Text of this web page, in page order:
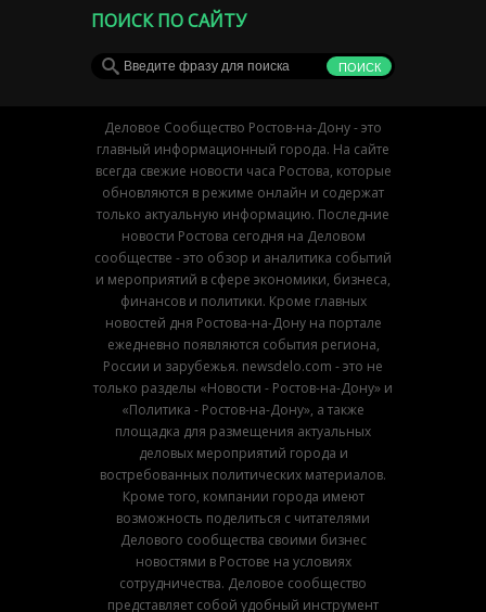
ПОИСК ПО САЙТУ
Деловое Сообщество Ростов-на-Дону - это
главный информационный города. На сайте
всегда свежие новости часа Ростова, которые
обновляются в режиме онлайн и содержат
только актуальную информацию. Последние
новости Ростова сегодня на Деловом
сообществе - это обзор и аналитика событий
и мероприятий в сфере экономики, бизнеса,
финансов и политики. Кроме главных
новостей дня Ростова-на-Дону на портале
ежедневно появляются события региона,
России и зарубежья. newsdelo.com - это не
только разделы «Новости - Ростов-на-Дону» и
«Политика - Ростов-на-Дону», а также
площадка для размещения актуальных
деловых мероприятий города и
востребованных политических материалов.
Кроме того, компании города имеют
возможность поделиться с читателями
Делового сообщества своими бизнес
новостями в Ростове на условиях
сотрудничества. Деловое сообщество
представляет собой удобный инструмент